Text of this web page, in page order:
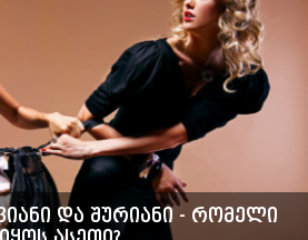
და შურიანი - რომელი